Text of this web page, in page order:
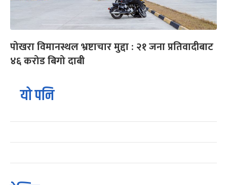
पोखरा विमानस्थल भ्रष्टाचार मुद्दा : २१ जना प्रतिवादीबाट
४६ करोड बिगो दाबी
यो पनि